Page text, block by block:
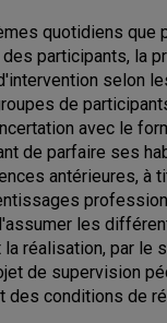
quotidiens que
participants, la
selon
de
avec le
de parfaire ses
antérieures, à
les
réalisation, par le
de supervision
conditions de